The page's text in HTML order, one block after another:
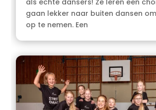
als echte dansers! Ze leren een
gaan lekker naar buiten dansen
op te nemen. Een